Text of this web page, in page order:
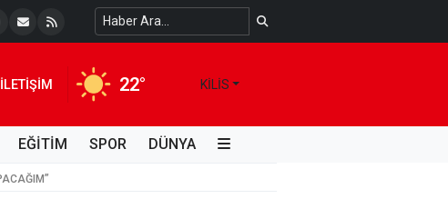
Telli Kimdir, Hayatı ve Unutulmaz Eserleri Türk...
İLETIŞIM 22° KILIS
EĞİTİM SPOR DÜNYA